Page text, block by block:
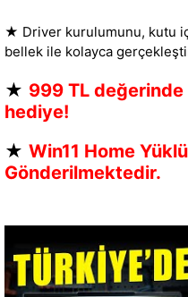
★ Driver kurulumunu, kutu
bellek ile kolayca
★ 999 TL değerinde
hediye!
★ Win11 Home
Gönderilmektedir.